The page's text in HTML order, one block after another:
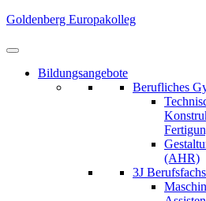
Skip
content
Enter)
Goldenberg Europakolleg
Bildungsangebote
Berufliches
(AHR)
3J